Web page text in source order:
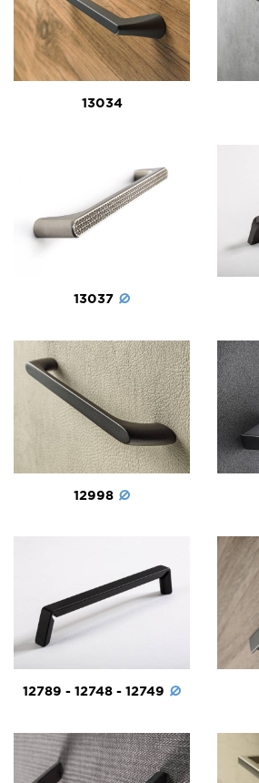
13034
13037
12998
12789 - 12748 - 12749